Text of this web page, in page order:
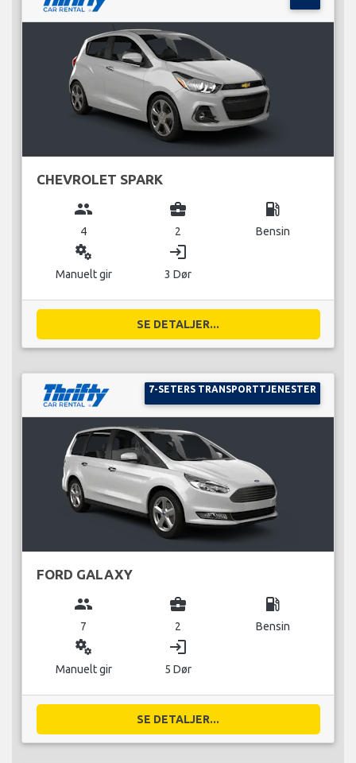
CHEVROLET SPARK
group
4
business_center
2
local_gas_station
Bensin
miscellaneous_services
Manuelt gir
login
3 Dør
SE DETALJER...
7-SETERS TRANSPORTTJENESTER
FORD GALAXY
group
7
business_center
2
local_gas_station
Bensin
miscellaneous_services
Manuelt gir
login
5 Dør
SE DETALJER...